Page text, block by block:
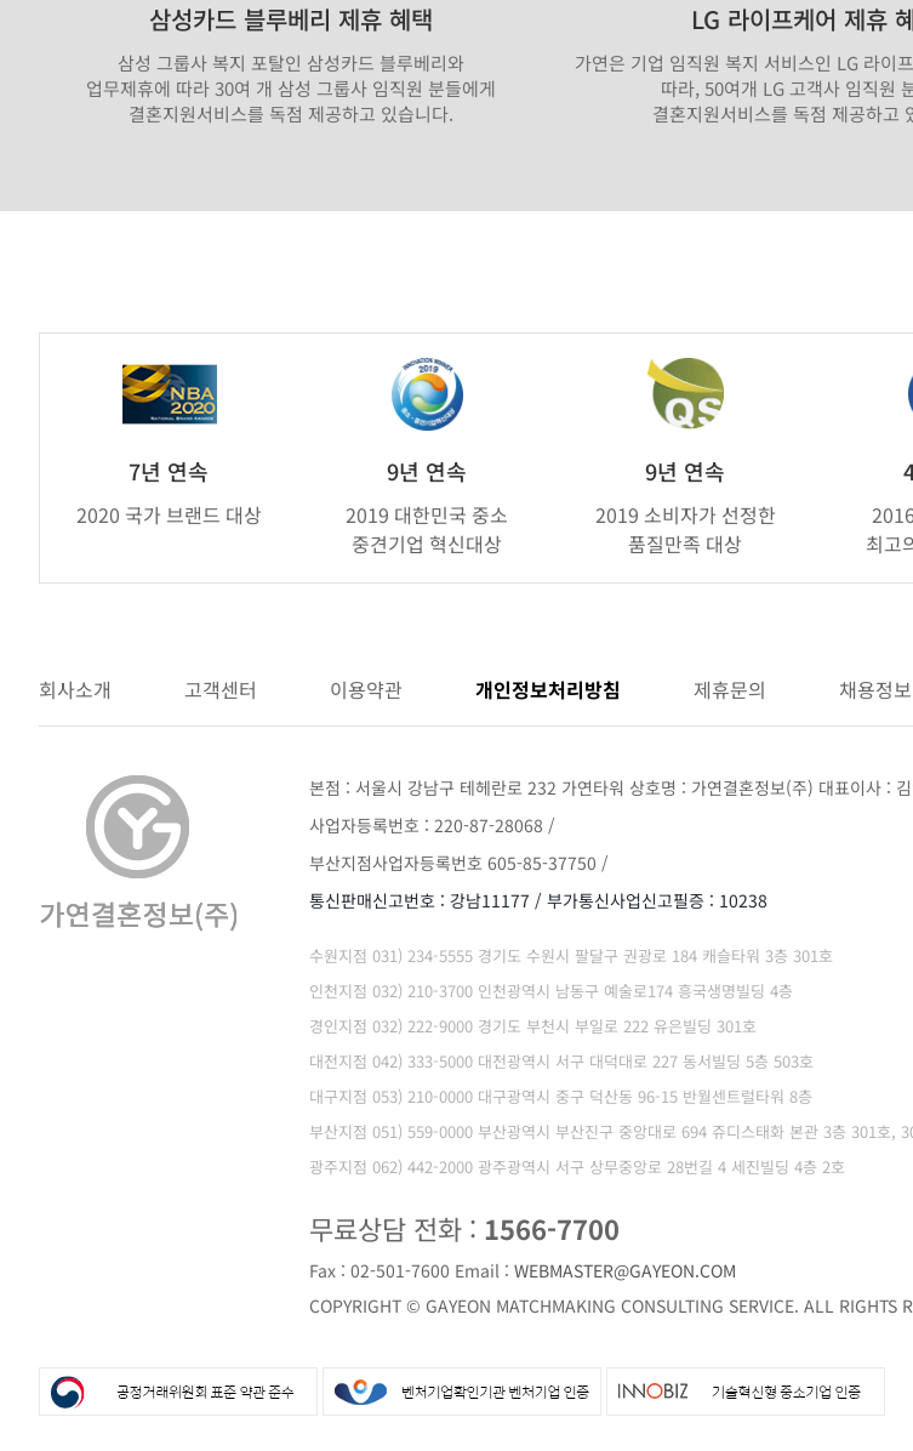
삼성카드 블루베리 제휴 혜택
삼성 그룹사 복지 포탈인 삼성카드 블루베리와
업무제휴에 따라 30여 개 삼성 그룹사 임직원 분들에게
결혼지원서비스를 독점 제공하고 있습니다.
LG 라이프케어 제휴
가연은 기업 임직원 복지 서비스인 LG 라이
따라, 50여개 LG 고객사 임직원
결혼지원서비스를 독점 제공하고
7년 연속
2020 국가 브랜드 대상
9년 연속
2019 대한민국 중소
중견기업 혁신대상
9년 연속
2019 소비자가 선정한
품질만족 대상
최고
회사소개 고객센터 이용약관 개인정보처리방침 제휴문의 채용정보
본점 : 서울시 강남구 테헤란로 232 가연타워 상호명 : 가연결혼정보(주) 대표이사 :
사업자등록번호 : 220-87-28068 /
부산지점사업자등록번호 605-85-37750 /
통신판매신고번호 : 강남11177 / 부가통신사업신고필증 : 10238
수원지점 031) 234-5555 경기도 수원시 팔달구 권광로 184 캐슬타워 3층 301호
인천지점 032) 210-3700 인천광역시 남동구 예술로174 흥국생명빌딩 4층
경인지점 032) 222-9000 경기도 부천시 부일로 222 유은빌딩 301호
대전지점 042) 333-5000 대전광역시 서구 대덕대로 227 동서빌딩 5층 503호
대구지점 053) 210-0000 대구광역시 중구 덕산동 96-15 반월센트럴타워 8층
부산지점 051) 559-0000 부산광역시 부산진구 중앙대로 694 쥬디스태화 본관 3층 301호,
광주지점 062) 442-2000 광주광역시 서구 상무중앙로 28번길 4 세진빌딩 4층 2호
무료상담 전화 : 1566-7700
Fax : 02-501-7600 Email : WEBMASTER@GAYEON.COM
COPYRIGHT © GAYEON MATCHMAKING CONSULTING SERVICE. ALL RIGHTS